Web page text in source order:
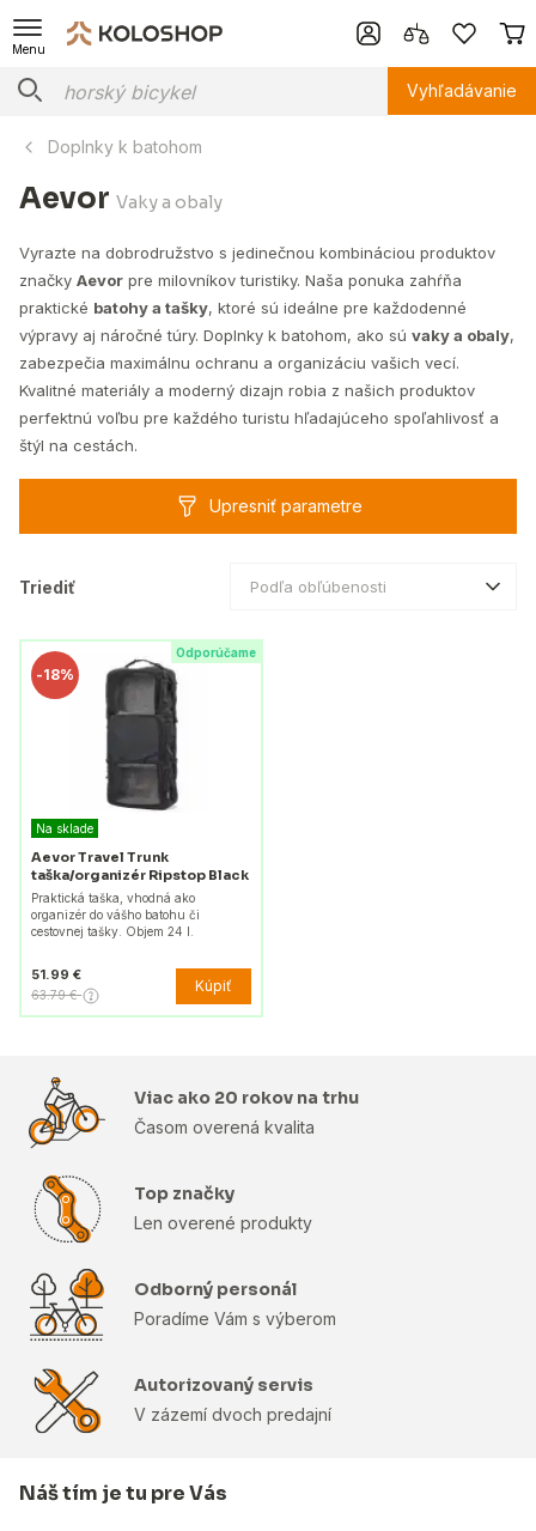
Menu
Vyhľadávanie
Doplnky k batohom
Aevor Vaky a obaly
Vyrazte na dobrodružstvo s jedinečnou kombináciou produktov
značky Aevor pre milovníkov turistiky. Naša ponuka zahŕňa
praktické batohy a tašky, ktoré sú ideálne pre každodenné
výpravy aj náročné túry. Doplnky k batohom, ako sú vaky a obaly,
zabezpečia maximálnu ochranu a organizáciu vašich vecí.
Kvalitné materiály a moderný dizajn robia z našich produktov
perfektnú voľbu pre každého turistu hľadajúceho spoľahlivosť a
štýl na cestách.
Upresniť parametre
Triediť Podľa obľúbenosti
Odporúčame
-18%
Na sklade
Aevor Travel Trunk
taška/organizér Ripstop Black
Praktická taška, vhodná ako
organizér do vášho batohu či
cestovnej tašky. Objem 24 l.
51.99 €
63.79 € Kúpiť
Viac ako 20 rokov na trhu
Časom overená kvalita
Top značky
Len overené produkty
Odborný personál
Poradíme Vám s výberom
Autorizovaný servis
V zázemí dvoch predajní
Náš tím je tu pre Vás